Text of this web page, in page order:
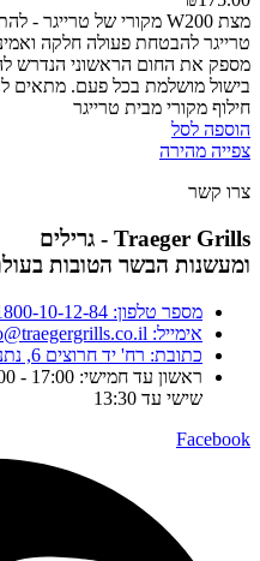
מצת W200 מקורי של טרייגר - להתנעה מושלמת!
טרייגר להבטחת פעולה חלקה
מספק את החום הראשוני הנדרש
בישול מושלמת בכל פעם. מתאים
חילוף מקורי מבית טרייגר
הוספה לסל
צפייה מהירה
צרו קשר
Traeger Grills - גרילים
ומעשנות הבשר הטובות
מספר טלפון: 1800-10-12-84
אימייל: info@traegergrills.co.il
כתובת: רח' יד חרוצים 6, נתניה
ראשון עד חמישי: 17:00 - 08:00
שישי עד 13:30
Facebook